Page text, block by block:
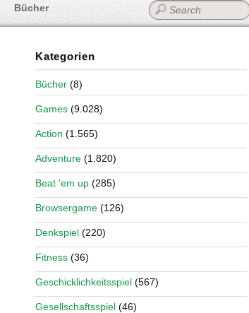
Bücher
Kategorien
Bücher (8)
Games (9.028)
Action (1.565)
Adventure (1.820)
Beat 'em up (285)
Browsergame (126)
Denkspiel (220)
Fitness (36)
Geschicklichkeitsspiel (567)
Gesellschaftsspiel (46)